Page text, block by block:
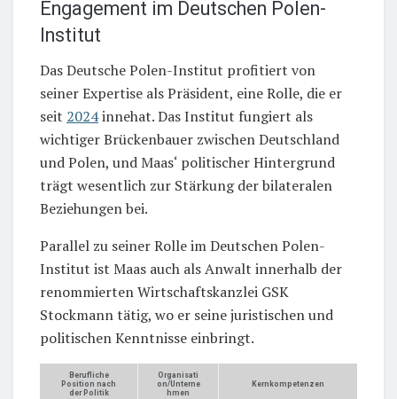
Engagement im Deutschen Polen-
Institut
Das Deutsche Polen-Institut profitiert von
seiner Expertise als Präsident, eine Rolle, die er
seit 2024innehat. Das Institut fungiert als
wichtiger Brückenbauer zwischen Deutschland
und Polen, und Maas‘ politischer Hintergrund
trägt wesentlich zur Stärkung der bilateralen
Beziehungen bei.
Parallel zu seiner Rolle im Deutschen Polen-
Institut ist Maas auch als Anwalt innerhalb der
renommierten Wirtschaftskanzlei GSK
Stockmann tätig, wo er seine juristischen und
politischen Kenntnisse einbringt.
Berufliche
Position nach
der Politik
Organisati
on/Unterne
hmen
Kernkompetenzen